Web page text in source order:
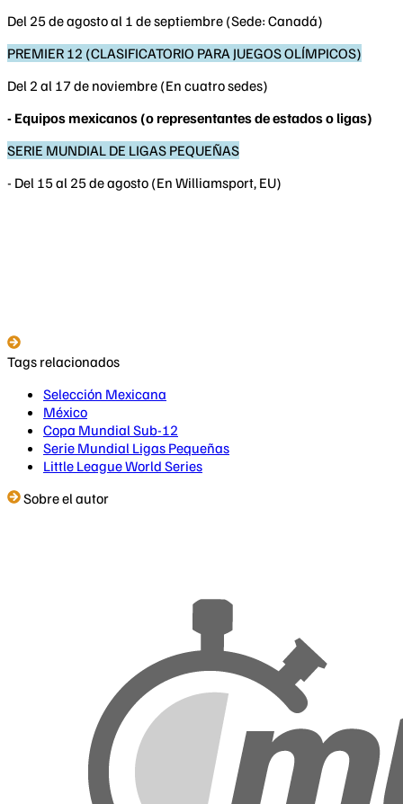
Del 25 de agosto al 1 de septiembre (Sede: Canadá)
PREMIER 12 (CLASIFICATORIO PARA JUEGOS OLÍMPICOS)
Del 2 al 17 de noviembre (En cuatro sedes)
- Equipos mexicanos (o representantes de estados o ligas)
SERIE MUNDIAL DE LIGAS PEQUEÑAS
- Del 15 al 25 de agosto (En Williamsport, EU)
Tags relacionados
Selección Mexicana
México
Copa Mundial Sub-12
Serie Mundial Ligas Pequeñas
Little League World Series
Sobre el autor